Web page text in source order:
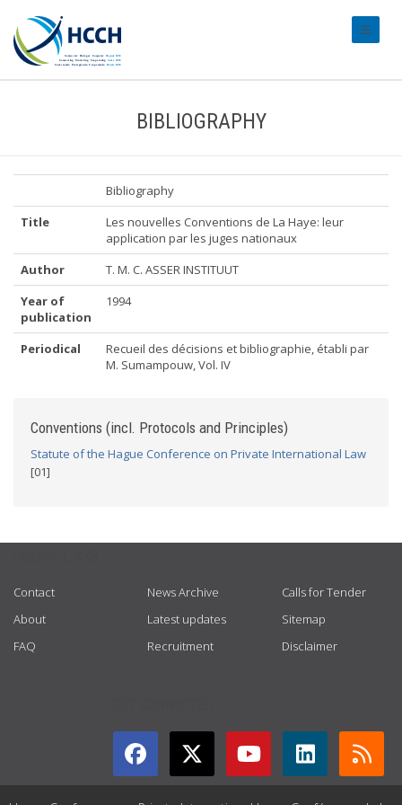
BIBLIOGRAPHY
Bibliography
Title
Les nouvelles Conventions de La Haye: leur
application par les juges nationaux
Author
T. M. C. ASSER INSTITUUT
Year of
publication
1994
Periodical
Recueil des décisions et bibliographie, établi par
M. Sumampouw, Vol. IV
Conventions (incl. Protocols and Principles)
Statute of the Hague Conference on Private International Law
[01]
Contact
About
FAQ
News Archive
Latest updates
Recruitment
Calls for Tender
Sitemap
Disclaimer